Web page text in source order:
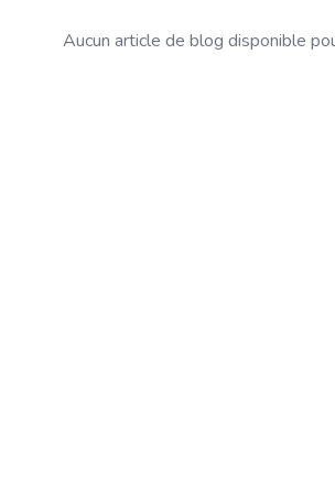
Aucun article de blog disponible